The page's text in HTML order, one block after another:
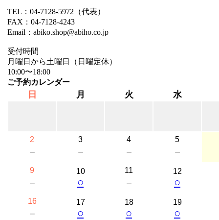
TEL：04-7128-5972（代表）
FAX：04-7128-4243
Email：abiko.shop@abiho.co.jp
受付時間
月曜日から土曜日（日曜定休）
10:00〜18:00
ご予約カレンダー
日 月 火 水
2
－
3
－
4
－
5
－
9
－
10
○
11
－
12
○
16
－
17
○
18
○
19
○